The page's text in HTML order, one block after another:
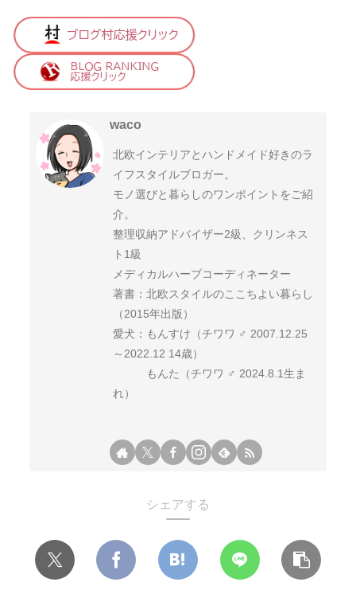
waco
北欧インテリアとハンドメイド好きのラ
イフスタイルブロガー。
モノ選びと暮らしのワンポイントをご紹
介。
整理収納アドバイザー2級、クリンネス
ト1級
メディカルハーブコーディネーター
著書：北欧スタイルのここちよい暮らし
（2015年出版）
愛犬：もんすけ（チワワ ♂ 2007.12.25
～2022.12 14歳）
もんた（チワワ ♂ 2024.8.1生ま
れ）
シェアする